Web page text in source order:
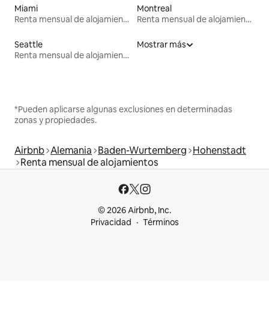
Miami
Renta mensual de alojamientos
Montreal
Renta mensual de alojamientos
Seattle
Renta mensual de alojamientos
Mostrar más
*Pueden aplicarse algunas exclusiones en determinadas
zonas y propiedades.
Airbnb Alemania Baden-Wurtemberg Hohenstadt
Renta mensual de alojamientos
© 2026 Airbnb, Inc.
Privacidad
Términos